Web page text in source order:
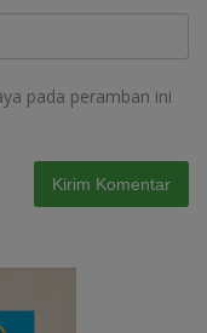
pada peramban ini